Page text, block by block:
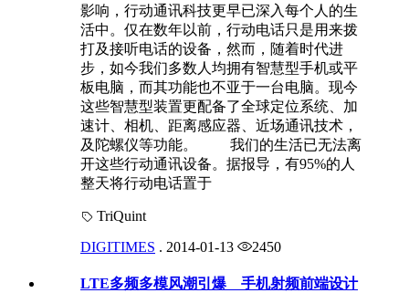
影响，行动通讯科技更早已深入每个人的生
活中。仅在数年以前，行动电话只是用来拨
打及接听电话的设备，然而，随着时代进
步，如今我们多数人均拥有智慧型手机或平
板电脑，而其功能也不亚于一台电脑。现今
这些智慧型装置更配备了全球定位系统、加
速计、相机、距离感应器、近场通讯技术，
及陀螺仪等功能。 我们的生活已无法离
开这些行动通讯设备。据报导，有95%的人
整天将行动电话置于
TriQuint
DIGITIMES . 2014-01-13 2450
LTE多频多模风潮引爆 手机射频前端设计